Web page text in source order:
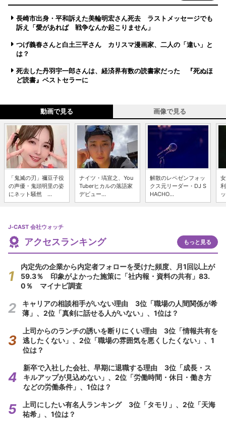
長崎市出身・平和訴えた美輪明宏さん死去 ラストメッセージでも
訴え「愛があれば 戦争なんか起こりません」
つげ義春さんと白土三平さん カリスマ漫画家、二人の「違い」と
は？
死去した丹羽宇一郎さんは、経済界有数の読書家だった 『死ぬほ
ど読書』ベストセラーに
動画で見る 画像で見る
「鬼滅の刃」禰豆子役
の声優・鬼頭明里の姿
にネット騒然 ...
ナイツ・塙宣之、You
Tuberヒカルの落語家
デビュー...
解散のレペゼンフォッ
クス元リーダー・DJ S
HACHO...
J-CAST 会社ウォッチ
アクセスランキング もっと見る
内定先の企業から内定者フォローを受けた頻度、月1回以上が
59.3％ 印象がよかった施策に「社内報・資料の共有」83.
0％ マイナビ調査
キャリアの相談相手がいない理由 3位「職場の人間関係が希
薄」、2位「真剣に話せる人がいない」、1位は？
上司からのランチの誘いを断りにくい理由 3位「情報共有を
逃したくない」、2位「職場の雰囲気を悪くしたくない」、1
位は？
新卒で入社した会社、早期に退職する理由 3位「成長・ス
キルアップが見込めない」、2位「労働時間・休日・働き方
などの労働条件」、1位は？
上司にしたい有名人ランキング 3位「タモリ」、2位「天海
祐希」、1位は？